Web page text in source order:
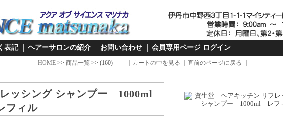
表記 ヘアーサロンの紹介 お問い合わせ 会員専用ページ ログイン
HOME >> 商品一覧 >> (160) ｜ カートの中を見る 直前のページに戻る
ッシング シャンプー 1000ml
フィル